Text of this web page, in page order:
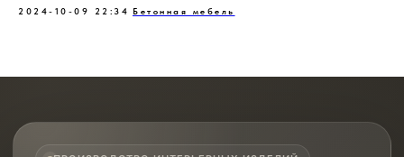
2024-10-09 22:34 Бетонная мебель